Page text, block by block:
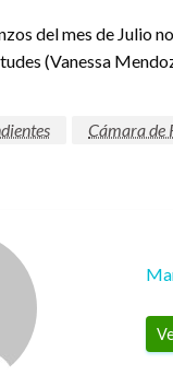
del mes de Julio
(Vanessa
Cámara de